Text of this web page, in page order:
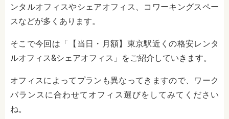
ンタルオフィスやシェアオフィス、コワーキングスペー
スなどが多くあります。
そこで今回は「【当日・月額】東京駅近くの格安レンタ
ルオフィス&シェアオフィス」をご紹介していきます。
オフィスによってプランも異なってきますので、ワーク
バランスに合わせてオフィス選びをしてみてください
ね。